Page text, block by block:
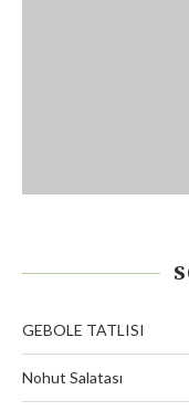
GEBOLE TATLISI
Nohut Salatası